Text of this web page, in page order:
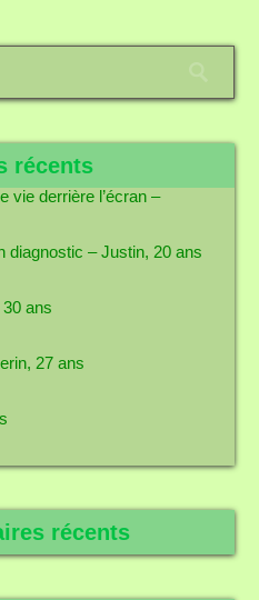
récents
vie derrière l’écran –
diagnostic – Justin, 20 ans
ans
27 ans
récents